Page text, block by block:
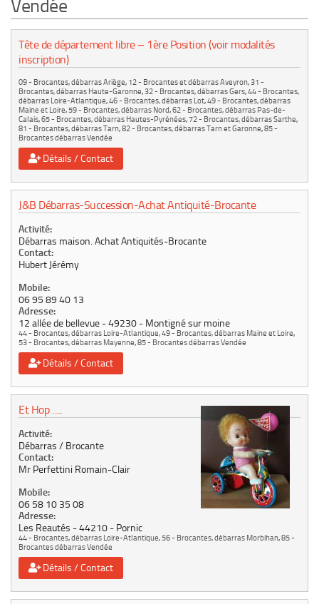
Le marché du mobilier d’occasion
Contact
Vendée
Tête de département libre – 1ère Position (voir modalités
inscription)
09 - Brocantes, débarras Ariège, 12 - Brocantes et débarras Aveyron,31 -
Brocantes, débarras Haute-Garonne,32 - Brocantes, débarras Gers,44 - Brocantes,
débarras Loire-Atlantique,46 - Brocantes, débarras Lot,49 - Brocantes, débarras
Maine et Loire,59 - Brocantes, débarras Nord,62 - Brocantes, débarras Pas-de-
Calais,65 - Brocantes, débarras Hautes-Pyrénées,72 - Brocantes, débarras Sarthe,
81 - Brocantes, débarras Tarn,82 - Brocantes, débarras Tarn et Garonne,85 -
Brocantes débarras Vendée
Détails / Contact
J&B Débarras-Succession-Achat Antiquité-Brocante
Activité:
Débarras maison. Achat Antiquités-Brocante
Contact:
Hubert Jérémy
Mobile:
06 95 89 40 13
Adresse:
12 allée de bellevue 49230 Montigné sur moine
44 - Brocantes, débarras Loire-Atlantique,49 - Brocantes, débarras Maine et Loire,
53 - Brocantes, débarras Mayenne,85 - Brocantes débarras Vendée
Détails / Contact
Et Hop ….
Activité:
Débarras / Brocante
Contact:
Mr Perfettini Romain-Clair
Mobile:
06 58 10 35 08
Adresse:
Les Reautés 44210 Pornic
44 - Brocantes, débarras Loire-Atlantique,56 - Brocantes, débarras Morbihan,85 -
Brocantes débarras Vendée
Détails / Contact